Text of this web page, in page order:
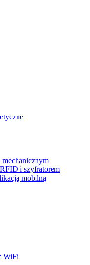
i szyfratorem
mobilną
WiFi